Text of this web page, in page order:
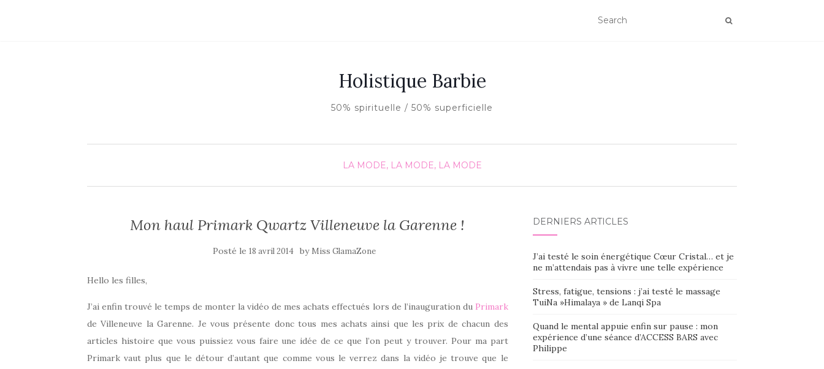
Holistique Barbie
50% spirituelle / 50% superficielle
LA MODE, LA MODE, LA MODE
Mon haul Primark Qwartz Villeneuve la Garenne !
Posté le18 avril 2014 by Miss GlamaZone
Hello les filles,
J’ai enfin trouvé le temps de monter la vidéo de mes achats effectués lors de l’inauguration duPrimark
de Villeneuve la Garenne. Je vous présente donc tous mes achats ainsi que les prix de chacun des
articles histoire que vous puissiez vous faire une idée de ce que l’on peut y trouver. Pour ma part
Primark vaut plus que le détour d’autant que comme vous le verrez dans la vidéo je trouve que le
DERNIERS ARTICLES
J’ai testé le soin énergétique Cœur Cristal… et je
ne m’attendais pas à vivre une telle expérience
Stress, fatigue, tensions : j’ai testé le massage
TuiNa »Himalaya » de Lanqi Spa
Quand le mental appuie enfin sur pause : mon
expérience d’une séance d’ACCESS BARS avec
Philippe